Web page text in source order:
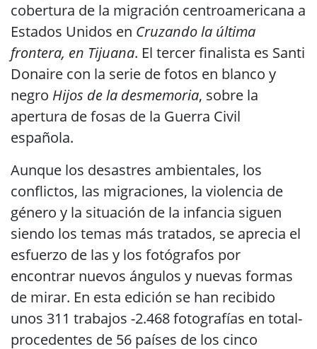
cobertura de la migración centroamericana a
Estados Unidos en Cruzando la última
frontera, en Tijuana. El tercer finalista es Santi
Donaire con la serie de fotos en blanco y
negro Hijos de la desmemoria, sobre la
apertura de fosas de la Guerra Civil
española.
Aunque los desastres ambientales, los
conflictos, las migraciones, la violencia de
género y la situación de la infancia siguen
siendo los temas más tratados, se aprecia el
esfuerzo de las y los fotógrafos por
encontrar nuevos ángulos y nuevas formas
de mirar. En esta edición se han recibido
unos 311 trabajos -2.468 fotografías en total-
procedentes de 56 países de los cinco